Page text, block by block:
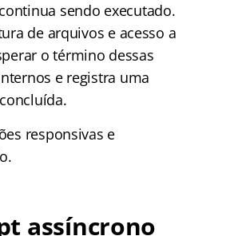
sendo executado.
de arquivos e acesso a
o término dessas
e registra uma
responsivas e
assíncrono